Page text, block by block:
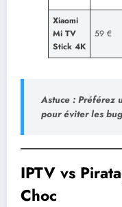
Xiaomi
Mi TV
Stick 4K
59 €
Astuce : Préférez
pour éviter les
IPTV vs
Choc